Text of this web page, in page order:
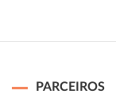
PARCEIROS